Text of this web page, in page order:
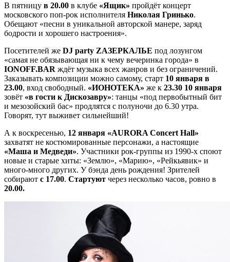
В пятницу в 20.00 в клубе «Ящик» пройдёт концерт
московского поп-рок исполнителя Николая Гринько.
Обещают «песни в уникальной авторской манере, заряд
бодрости и хорошего настроения».
Посетителей же DJ party ZAЗEРКАЛЬЕ под лозунгом
«самая не обязывающая ни к чему вечеринка города» в
IONOFF.BAR ждёт музыка всех жанров и без ограничений.
Заказывать композиции можно самому, старт 10 января в
23.00, вход свободный. «ИОНОТЕКА» же к 23.30 10 января
зовёт «в гости к Дискозавру»: танцы «под первобытный бит
и мезозойский бас» продлятся с полуночи до 6.30 утра.
Говорят, тут выживет сильнейший!
А к воскресенью, 12 января «AURORA Concert Hall»
захватят не костюмированные персонажи, а настоящие
«Маша и Медведи». Участники рок-группы из 1990-х споют
новые и старые хиты: «Землю», «Марию», «Рейкьявик» и
много-много других. У бэнда день рождения! Зрителей
собирают с 17.00. Стартуют через несколько часов, ровно в
20.00.